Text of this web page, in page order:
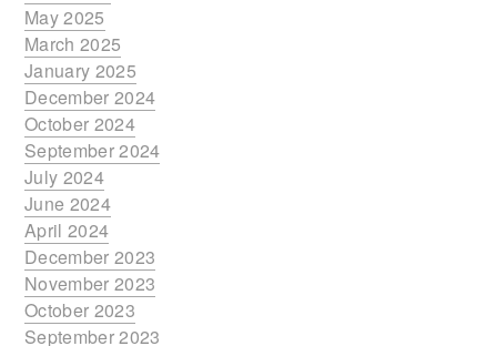
May 2025
March 2025
January 2025
December 2024
October 2024
September 2024
July 2024
June 2024
April 2024
December 2023
November 2023
October 2023
September 2023